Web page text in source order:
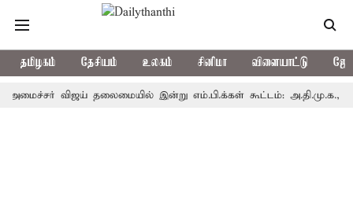
தமிழகம் தேசியம் உலகம் சினிமா விளையாட்டு
விஜய் தலைமையில் இன்று எம்.பி.க்கள் கூட்டம்: அ.தி.மு.க., தி.மு.க.